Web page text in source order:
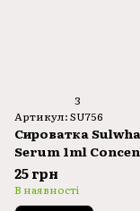
3
Артикул: SU756
Сироватка
Serum 1ml
Ginseng Renewing
25 грн
В наявності